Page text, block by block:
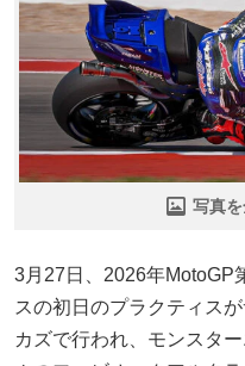
写真を
3月27日、2026年MotoGP
スの初日のプラクティス
カズで行われ、モンスタ